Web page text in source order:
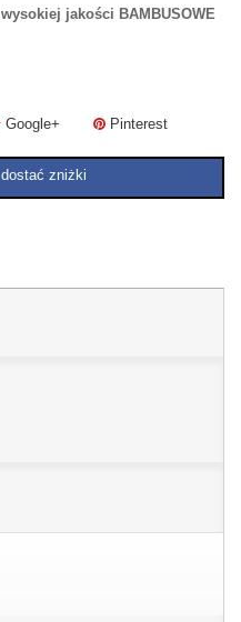
wysokiej jakości BAMBUSOWE
Google+ Pinterest
zniżki